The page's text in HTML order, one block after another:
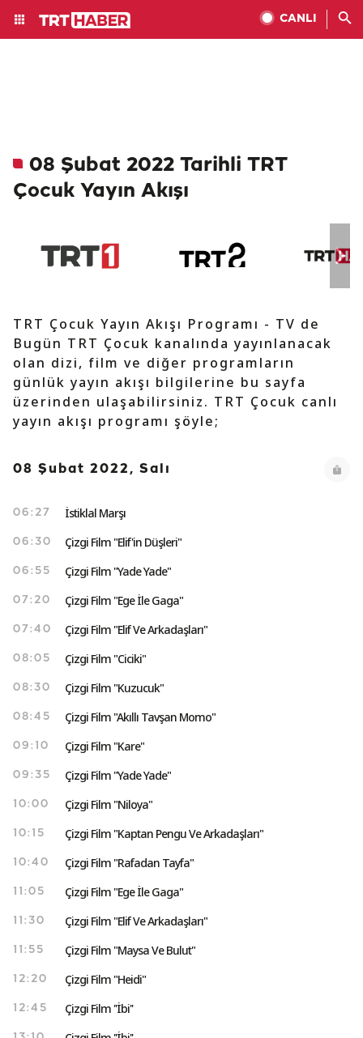
CANLI
08 Şubat 2022 Tarihli TRT
Çocuk Yayın Akışı
TRT Çocuk Yayın Akışı Programı - TV de
Bugün TRT Çocuk kanalında yayınlanacak
olan dizi, film ve diğer programların
günlük yayın akışı bilgilerine bu sayfa
üzerinden ulaşabilirsiniz. TRT Çocuk canlı
yayın akışı programı şöyle;
08 Şubat 2022, Salı
06:27 İstiklal Marşı
06:30 Çizgi Film "Elif'in Düşleri"
06:55 Çizgi Film "Yade Yade"
07:20 Çizgi Film "Ege İle Gaga"
07:40 Çizgi Film "Elif Ve Arkadaşları"
08:05 Çizgi Film "Ciciki"
08:30 Çizgi Film "Kuzucuk"
08:45 Çizgi Film "Akıllı Tavşan Momo"
09:10 Çizgi Film "Kare"
09:35 Çizgi Film "Yade Yade"
10:00 Çizgi Film "Niloya"
10:15 Çizgi Film "Kaptan Pengu Ve Arkadaşları"
10:40 Çizgi Film "Rafadan Tayfa"
11:05 Çizgi Film "Ege İle Gaga"
11:30 Çizgi Film "Elif Ve Arkadaşları"
11:55 Çizgi Film "Maysa Ve Bulut"
12:20 Çizgi Film "Heidi"
12:45 Çizgi Film ''İbi''